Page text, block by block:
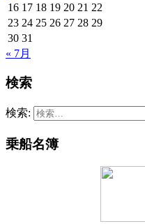
16 17 18 19 20 21 22
23 24 25 26 27 28 29
30 31
« 7月
検索
検索:
乗船名簿